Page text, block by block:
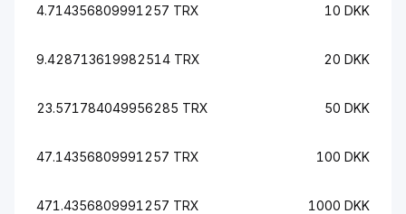
4.714356809991257 TRX 10 DKK
9.428713619982514 TRX 20 DKK
23.571784049956285 TRX 50 DKK
47.14356809991257 TRX 100 DKK
471.4356809991257 TRX 1000 DKK